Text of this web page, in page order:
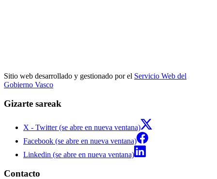
Sitio web desarrollado y gestionado por el Servicio Web del
Gobierno Vasco
Gizarte sareak
X - Twitter (se abre en nueva ventana)
Facebook (se abre en nueva ventana)
Linkedin (se abre en nueva ventana)
Contacto